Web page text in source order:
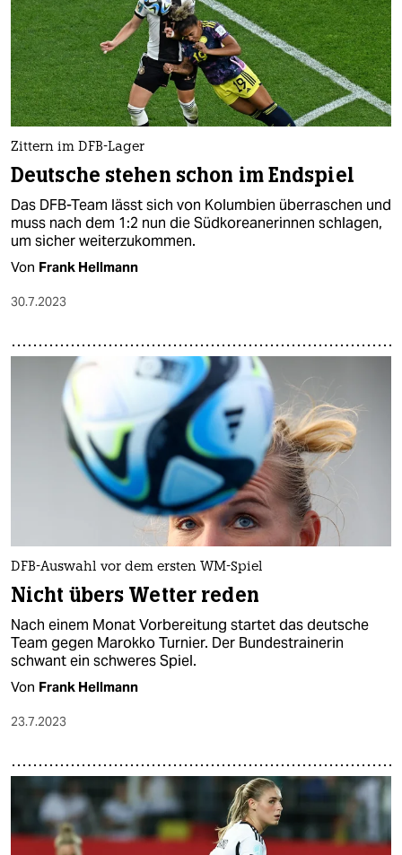
Zittern im DFB-Lager
Deutsche stehen schon im Endspiel
Das DFB-Team lässt sich von Kolumbien überraschen und
muss nach dem 1:2 nun die Südkoreanerinnen schlagen,
um sicher weiterzukommen.
Von Frank Hellmann
30.7.2023
DFB-Auswahl vor dem ersten WM-Spiel
Nicht übers Wetter reden
Nach einem Monat Vorbereitung startet das deutsche
Team gegen Marokko Turnier. Der Bundestrainerin
schwant ein schweres Spiel.
Von Frank Hellmann
23.7.2023